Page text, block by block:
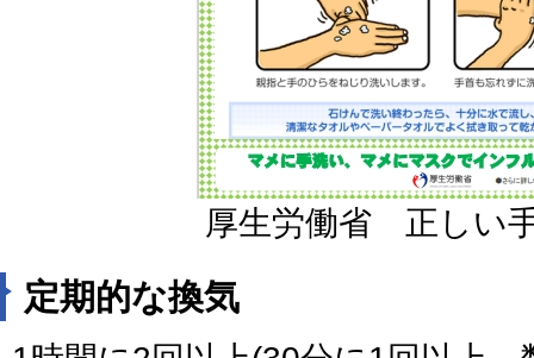
厚生労働省 正しい
定期的な換気